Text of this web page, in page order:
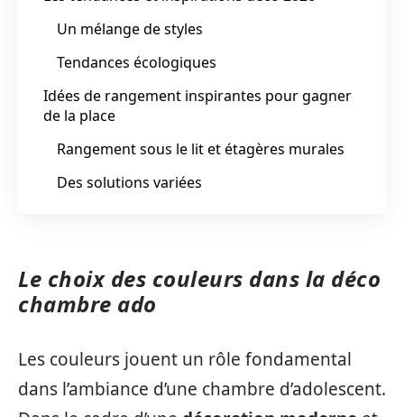
Un mélange de styles
Tendances écologiques
Idées de rangement inspirantes pour gagner
de la place
Rangement sous le lit et étagères murales
Des solutions variées
Le choix des couleurs dans la déco
chambre ado
Les couleurs jouent un rôle fondamental
dans l’ambiance d’une chambre d’adolescent.